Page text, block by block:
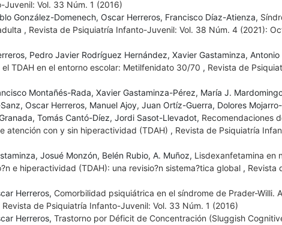
Vol. 33 Núm. 1 (2016)
González-Domenech, Oscar Herreros, Francisco Díaz-Atienza,
, Revista de Psiquiatría Infanto-Juvenil: Vol. 38 Núm. 4 (2021):
Pedro Javier Rodríguez Hernández, Xavier Gastaminza, Antonio
TDAH en el entorno escolar: Metilfenidato 30/70 , Revista de
Montañés-Rada, Xavier Gastaminza-Pérez, María J.
Oscar Herreros, Manuel Ajoy, Juan Ortíz-Guerra, Dolores Mojarro-
Tomás Cantó-Díez, Jordi Sasot-Llevadot, Recomendaciones
atención con y sin hiperactividad (TDAH) , Revista de Psiquiatría
Josué Monzón, Belén Rubio, A. Muñoz, Lisdexanfetamina en
e hiperactividad (TDAH): una revisio?n sistema?tica global , Revista
Herreros, Comorbilidad psiquiátrica en el síndrome de Prader-Willi. A
Revista de Psiquiatría Infanto-Juvenil: Vol. 33 Núm. 1 (2016)
Herreros, Trastorno por Déficit de Concentración (Sluggish